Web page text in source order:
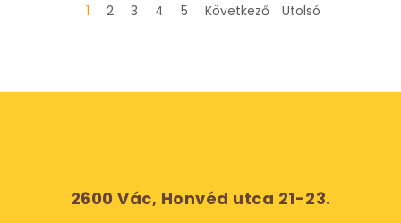
1 2 3 4 5 Következő Utolsó
2600 Vác, Honvéd utca 21-23.